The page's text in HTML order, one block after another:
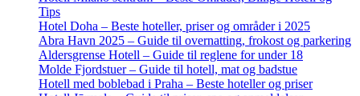
Tips
Hotel Doha – Beste hoteller, priser og områder i 2025
Abra Havn 2025 – Guide til overnatting, frokost og parkering
Aldersgrense Hotell – Guide til reglene for under 18
Molde Fjordstuer – Guide til hotell, mat og badstue
Hotell med boblebad i Praha – Beste hoteller og priser